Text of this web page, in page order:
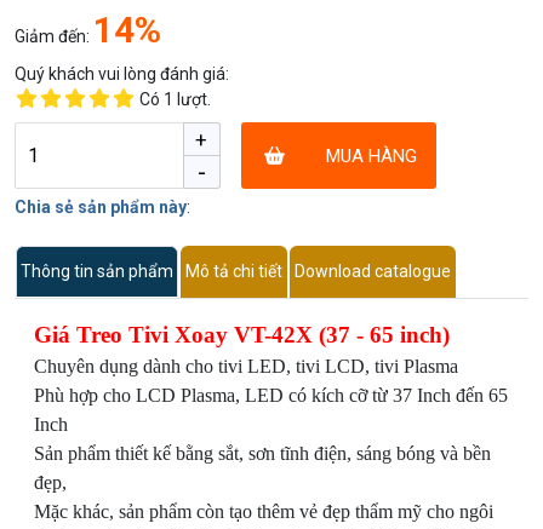
Giảm đến: 14%
Quý khách vui lòng đánh giá:
Có 1 lượt.
-
+
MUA HÀNG
Chia sẻ sản phẩm này:
Thông tin sản phẩm Mô tả chi tiết Download catalogue
Giá Treo Tivi Xoay VT-42X (37 - 65 inch)
Chuyên dụng dành cho tivi LED, tivi LCD, tivi Plasma
Phù hợp cho LCD Plasma, LED có kích cỡ từ 37 Inch đến 65
Inch
Sản phẩm thiết kế bằng sắt, sơn tĩnh điện, sáng bóng và bền
đẹp,
Mặc khác, sản phẩm còn tạo thêm vẻ đẹp thẩm mỹ cho ngôi